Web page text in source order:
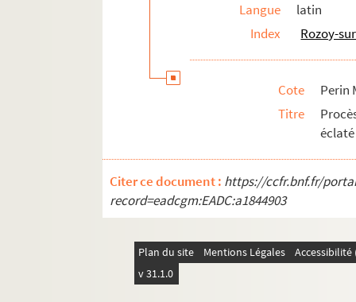
Surfontaine
Toulis-et-Attencourt
Vauclerc
Vaudesson
Vervins
Vézaponin
Langue
latin
Index
Rozoy-
Cote
Perin
Titre
éclaté
Citer ce document : https://ccfr.bnf.fr/
record=eadcgm:EADC:a1844903
Plan du site Mentions Légales
v 31.1.0